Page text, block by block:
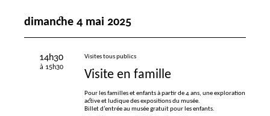
dimanche 4 mai 2025
14h30
à 15h30
Visites tous publics
Visite en famille
Pour les familles et enfants à partir de 4 ans, une exploration
active et ludique des expositions du musée.
Billet d’entrée au musée gratuit pour les enfants.